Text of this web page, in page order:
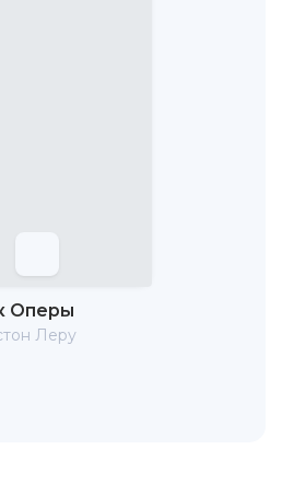
дважды), некоторые
Оперы
Леру